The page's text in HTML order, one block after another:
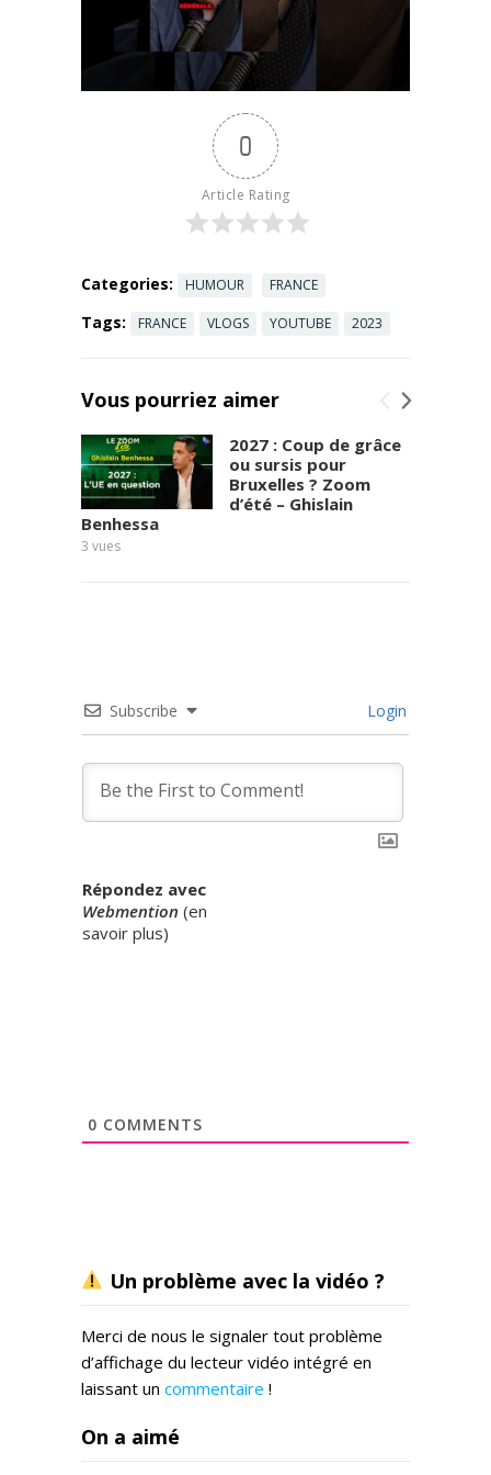
agence
sanitaire a
sorti ...
more
dans
l'écriture de
ce livre est
de donner
sont en train
de mourir ...
0
Article Rating
Categories: HUMOUR FRANCE
Tags: FRANCE VLOGS YOUTUBE 2023
Vous pourriez aimer
2027 : Coup de grâce
ou sursis pour
Bruxelles ? Zoom
d’été – Ghislain
Benhessa
3 vues
Subscribe Login
Répondez avec
Webmention (en
savoir plus)
0 COMMENTS
Un problème avec la vidéo ?
Merci de nous le signaler tout problème
d’affichage du lecteur vidéo intégré en
laissant un commentaire !
On a aimé